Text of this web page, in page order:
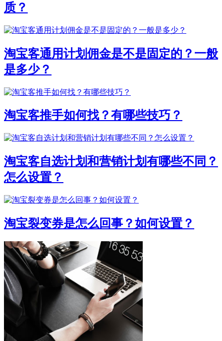
质？
淘宝客通用计划佣金是不是固定的？一般
是多少？
淘宝客推手如何找？有哪些技巧？
淘宝客自选计划和营销计划有哪些不同？
怎么设置？
淘宝裂变券是怎么回事？如何设置？